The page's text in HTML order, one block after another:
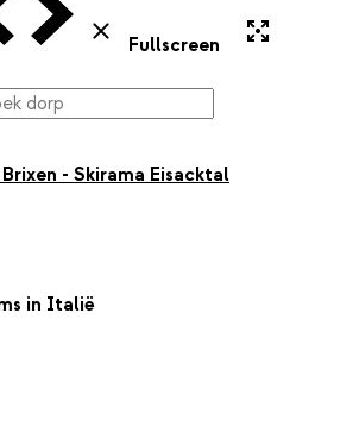
Sluiten
Fullscreen
- Skirama Eisacktal
in Italië